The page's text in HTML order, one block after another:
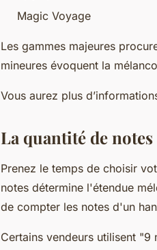
Magic Voyage
Les gammes majeures
mineures évoquent la
Vous aurez plus
La quantité de notes
Prenez le temps de choisir
notes détermine l'étendue
de compter les notes d'un
Certains vendeurs utilisent